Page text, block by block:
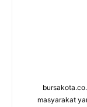
masyarakat